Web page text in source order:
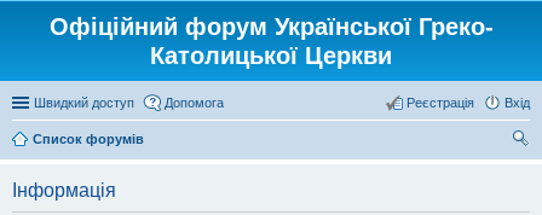
Офіційний форум Української Греко-
Католицької Церкви
Швидкий доступ Допомога Вхід
Реєстрація
Список форумів
Інформація